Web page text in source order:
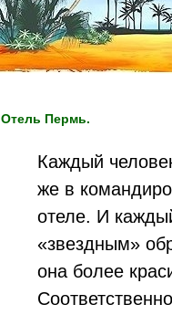
Отель Пермь.
Каждый
же в
отеле. И
«звездным»
она более